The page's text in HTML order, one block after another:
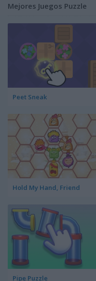
Mejores Juegos Puzzle
Peet Sneak
Hold My Hand, Friend
Pipe Puzzle